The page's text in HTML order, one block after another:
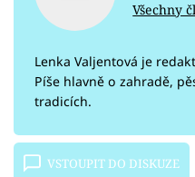
Všechny
Lenka Valjentová je
Píše hlavně o zahradě,
tradicích.
VSTOUPIT DO DISKUZE